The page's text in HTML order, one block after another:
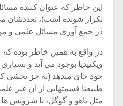
این خاطر که عنوان کننده
تکرار شونده است)،
در جمع آوری مسائل علمی و
در واقع به همین خاطر بوده
ویکیپدیا بوجود می آید و
خود جای میدهد (به جز بخشی
طبیعتا قسمتهایی از آن غیر
مثل یاهو و گوگل، با سرویس